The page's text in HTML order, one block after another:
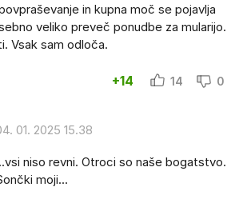
in kupna moč se pojavlja
veliko preveč ponudbe za mularijo.
Vsak sam odloča.
+14 14 0
01. 2025 15.38
niso revni. Otroci so naše bogatstvo.
moji...